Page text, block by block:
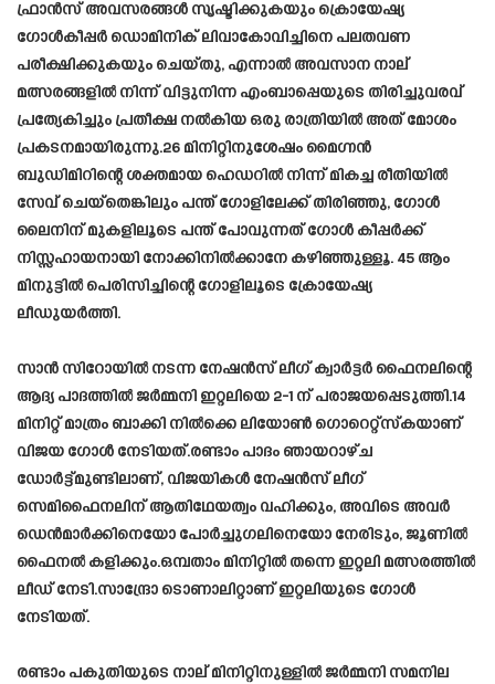
ഫ്രാൻസ് അവസരങ്ങൾ സൃഷ്ടിക്കുകയും ക്രൊയേഷ്യ
ഗോൾകീപ്പർ ഡൊമിനിക് ലിവാകോവിച്ചിനെ പലതവണ
പരീക്ഷിക്കുകയും ചെയ്തു, എന്നാൽ അവസാന നാല്
മത്സരങ്ങളിൽ നിന്ന് വിട്ടുനിന്ന എംബാപ്പെയുടെ തിരിച്ചുവരവ്
പ്രത്യേകിച്ചും പ്രതീക്ഷ നൽകിയ ഒരു രാത്രിയിൽ അത് മോശം
പ്രകടനമായിരുന്നു.26 മിനിറ്റിനുശേഷം മൈഗ്നൻ
ബുഡിമിറിന്റെ ശക്തമായ ഹെഡറിൽ നിന്ന് മികച്ച രീതിയിൽ
സേവ് ചെയ്‌തെങ്കിലും പന്ത് ഗോളിലേക്ക് തിരിഞ്ഞു, ഗോൾ
ലൈനിന് മുകളിലൂടെ പന്ത് പോവുന്നത് ഗോൾ കീപ്പർക്ക്
നിസ്സഹായനായി നോക്കിനിൽക്കാനേ കഴിഞ്ഞുള്ളൂ. 45 ആം
മിനുട്ടിൽ പെരിസിച്ചിന്റെ ഗോളിലൂടെ ക്രോയേഷ്യ
ലീഡുയർത്തി.
സാൻ സിറോയിൽ നടന്ന നേഷൻസ് ലീഗ് ക്വാർട്ടർ ഫൈനലിന്റെ
ആദ്യ പാദത്തിൽ ജർമ്മനി ഇറ്റലിയെ 2-1 ന് പരാജയപ്പെടുത്തി.14
മിനിറ്റ് മാത്രം ബാക്കി നിൽക്കെ ലിയോൺ ഗൊറെറ്റ്‌സ്കയാണ്
വിജയ ഗോൾ നേടിയത്.രണ്ടാം പാദം ഞായറാഴ്ച
ഡോർട്ട്മുണ്ടിലാണ്, വിജയികൾ നേഷൻസ് ലീഗ്
സെമിഫൈനലിന് ആതിഥേയത്വം വഹിക്കും, അവിടെ അവർ
ഡെൻമാർക്കിനെയോ പോർച്ചുഗലിനെയോ നേരിടും, ജൂണിൽ
ഫൈനൽ കളിക്കും.ഒമ്പതാം മിനിറ്റിൽ തന്നെ ഇറ്റലി മത്സരത്തിൽ
ലീഡ് നേടി.സാന്ദ്രോ ടൊണാലിറ്റാണ് ഇറ്റലിയുടെ ഗോൾ
നേടിയത്.
രണ്ടാം പകുതിയുടെ നാല് മിനിറ്റിനുള്ളിൽ ജർമ്മനി സമനില